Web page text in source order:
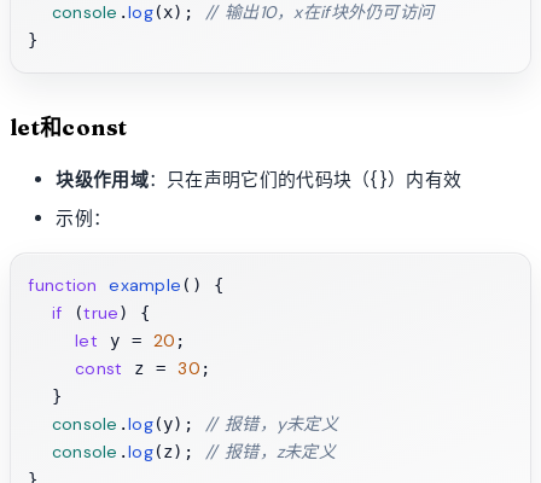
console .log(x); // 输出10，x在if块外仍可访问
let和const
块级作用域：只在声明它们的代码块（{}）内有效
示例：
function example ( ) {
if (true) {
let y = 20 ;
const z = 30 ;
  }
console .log(y); // 报错，y未定义
console .log(z); // 报错，z未定义